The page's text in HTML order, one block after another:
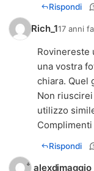
Rispondi
Rich_117 anni fa
Rovinereste
una vostra
chiara. Quel
Non
utilizzo
Rispondi
 alexdimaggio